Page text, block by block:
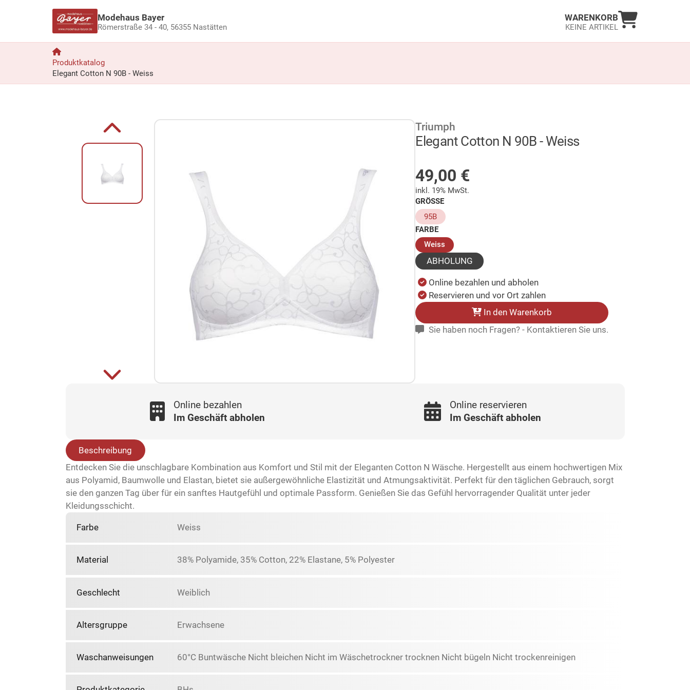
Modehaus Bayer
Römerstraße 34 - 40, 56355 Nastätten
WARENKORB
KEINE ARTIKEL
Warenkorb
Produktkatalog
Elegant Cotton N 90B - Weiss
Zur Produktbeschreibung springen Triumph
Elegant Cotton N 90B - Weiss
49,00 €
inkl. 19% MwSt.
GRÖSSE
95B
FARBE
Weiss (ausgewählt)
ABHOLUNG
Online bezahlen und abholen
Reservieren und vor Ort zahlen
In den Warenkorb
Sie haben noch Fragen? - Kontaktieren Sie uns.
Online bezahlen
Im Geschäft abholen
Online reservieren
Im Geschäft abholen
Beschreibung
Entdecken Sie die unschlagbare Kombination aus Komfort und Stil mit der Eleganten Cotton N Wäsche. Hergestellt aus einem hochwertigen Mix
aus Polyamid, Baumwolle und Elastan, bietet sie außergewöhnliche Elastizität und Atmungsaktivität. Perfekt für den täglichen Gebrauch, sorgt
sie den ganzen Tag über für ein sanftes Hautgefühl und optimale Passform. Genießen Sie das Gefühl hervorragender Qualität unter jeder
Kleidungsschicht.
Farbe Weiss
Material 38% Polyamide, 35% Cotton, 22% Elastane, 5% Polyester
Geschlecht Weiblich
Altersgruppe Erwachsene
Waschanweisungen 60°C Buntwäsche Nicht bleichen Nicht im Wäschetrockner trocknen Nicht bügeln Nicht trockenreinigen